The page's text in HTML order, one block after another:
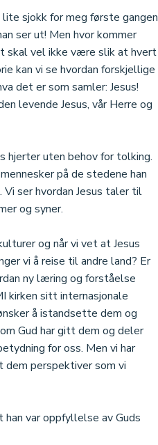
sjokk for meg første gangen
ser ut! Men hvor kommer
skal vel ikke være slik at hvert
kan vi se hvordan forskjellige
det er som samler: Jesus!
levende Jesus, vår Herre og
hjerter uten behov for tolking.
på de stedene han
ser hvordan Jesus taler til
og syner.
og når vi vet at Jesus
vi å reise til andre land? Er
ny læring og forståelse
kirken sitt internasjonale
å istandsette dem og
Gud har gitt dem og deler
for oss. Men vi har
perspektiver som vi
var oppfyllelse av Guds